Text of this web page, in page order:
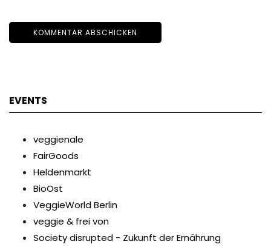
EVENTS
veggienale
FairGoods
Heldenmarkt
BioOst
VeggieWorld Berlin
veggie & frei von
Society disrupted - Zukunft der Ernährung